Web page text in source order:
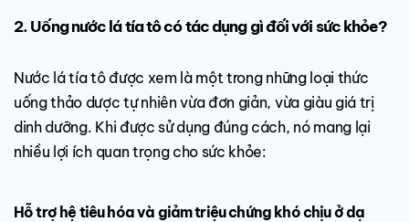
2. Uống nước lá tía tô có tác dụng gì đối với sức khỏe?
Nước lá tía tô được xem là một trong những loại thức
uống thảo dược tự nhiên vừa đơn giản, vừa giàu giá trị
dinh dưỡng. Khi được sử dụng đúng cách, nó mang lại
nhiều lợi ích quan trọng cho sức khỏe:
Hỗ trợ hệ tiêu hóa và giảm triệu chứng khó chịu ở dạ